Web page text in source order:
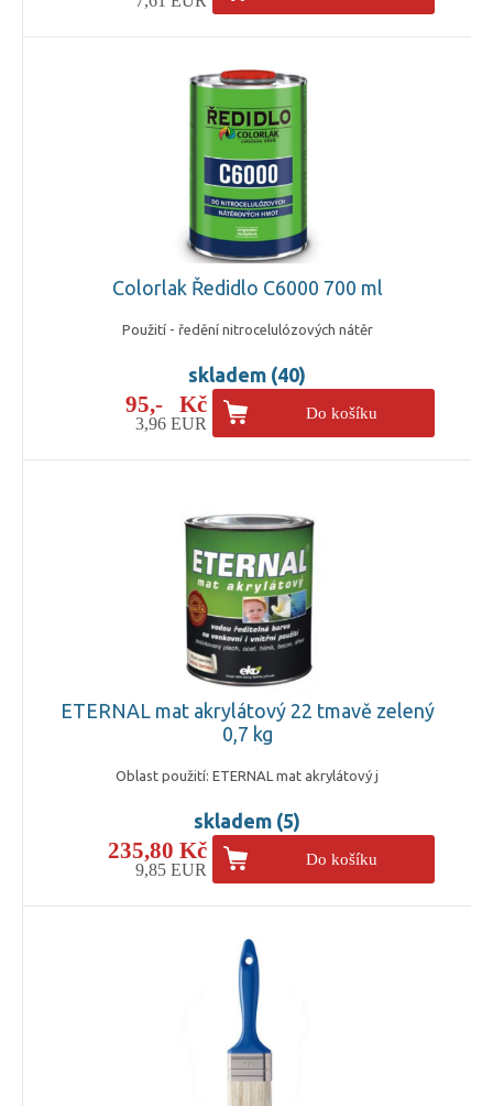
Colorlak Ředidlo C6000 700 ml
Použití - ředění nitrocelulózových nátěr
skladem (40)
95,- Kč
3,96 EUR
Do košíku
ETERNAL mat akrylátový 22 tmavě zelený
0,7 kg
Oblast použití: ETERNAL mat akrylátový j
skladem (5)
235,80 Kč
9,85 EUR
Do košíku